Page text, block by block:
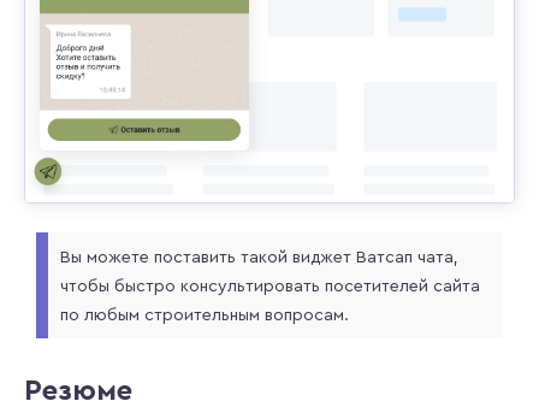
Вы можете поставить такой виджет Ватсап чата,
чтобы быстро консультировать посетителей сайта
по любым строительным вопросам.
Резюме